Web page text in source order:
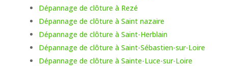
Dépannage de clôture à Rezé
Dépannage de clôture à Saint nazaire
Dépannage de clôture à Saint-Herblain
Dépannage de clôture à Saint-Sébastien-sur-Loire
Dépannage de clôture à Sainte-Luce-sur-Loire